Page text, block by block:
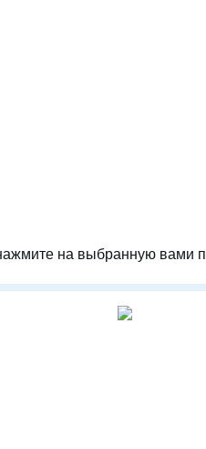
на выбранную вами